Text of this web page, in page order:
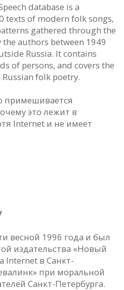
database is a
texts of modern folk songs,
gathered through the
authors between 1949
Russia. It contains
of persons, and covers the
folk poetry.
примешивается
это лежит в
Internet и не имеет
весной 1996 года и был
издательства «Новый
Internet в Санкт-
при моральной
Санкт-Петербурга.